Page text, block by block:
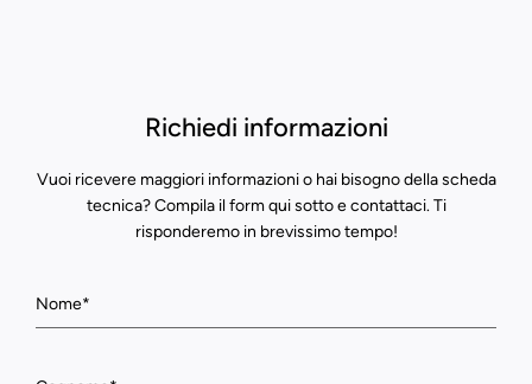
Richiedi informazioni
Vuoi ricevere maggiori informazioni o hai bisogno della scheda
tecnica? Compila il form qui sotto e contattaci. Ti
risponderemo in brevissimo tempo!